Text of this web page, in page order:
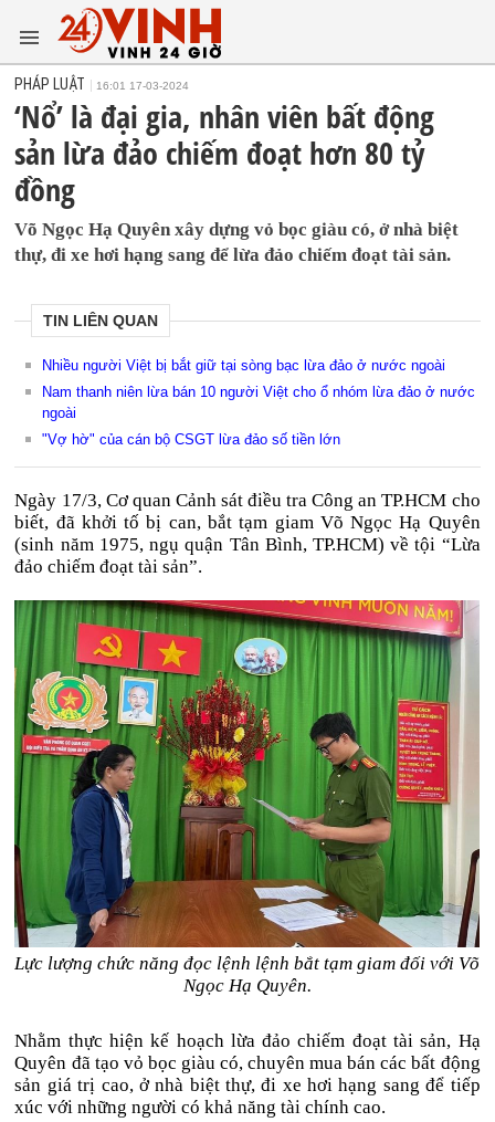
PHÁP LUẬT 16:01 17-03-2024
‘Nổ’ là đại gia, nhân viên bất động
sản lừa đảo chiếm đoạt hơn 80 tỷ
đồng
Võ Ngọc Hạ Quyên xây dựng vỏ bọc giàu có, ở nhà biệt
thự, đi xe hơi hạng sang để lừa đảo chiếm đoạt tài sản.
TIN LIÊN QUAN
Nhiều người Việt bị bắt giữ tại sòng bạc lừa đảo ở nước ngoài
Nam thanh niên lừa bán 10 người Việt cho ổ nhóm lừa đảo ở nước
ngoài
"Vợ hờ" của cán bộ CSGT lừa đảo số tiền lớn
Ngày 17/3, Cơ quan Cảnh sát điều tra Công an TP.HCM cho
biết, đã khởi tố bị can, bắt tạm giam Võ Ngọc Hạ Quyên
(sinh năm 1975, ngụ quận Tân Bình, TP.HCM) về tội “Lừa
đảo chiếm đoạt tài sản”.
Lực lượng chức năng đọc lệnh lệnh bắt tạm giam đối với Võ
Ngọc Hạ Quyên.
Nhằm thực hiện kế hoạch lừa đảo chiếm đoạt tài sản, Hạ
Quyên đã tạo vỏ bọc giàu có, chuyên mua bán các bất động
sản giá trị cao, ở nhà biệt thự, đi xe hơi hạng sang để tiếp
xúc với những người có khả năng tài chính cao.